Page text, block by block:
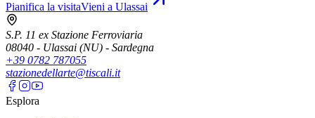
Pianifica la visitaVieni a Ulassai
S.P. 11 ex Stazione Ferroviaria
08040 - Ulassai (NU) - Sardegna
+39 0782 787055
stazionedellarte@tiscali.it
Esplora